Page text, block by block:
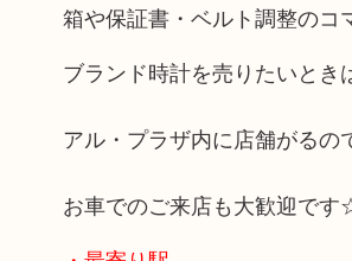
箱や保証書・ベルト調整のコ
ブランド時計を売りたいとき
アル・プラザ内に店舗がるの
お車でのご来店も大歓迎で